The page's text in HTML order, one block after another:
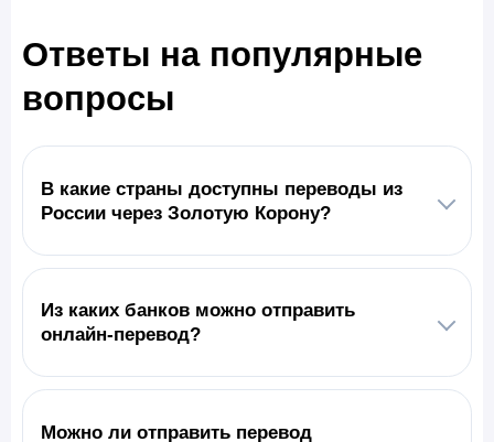
Ответы на популярные
вопросы
В какие страны доступны переводы из
России через Золотую Корону?
Из каких банков можно отправить
онлайн-перевод?
Можно ли отправить перевод